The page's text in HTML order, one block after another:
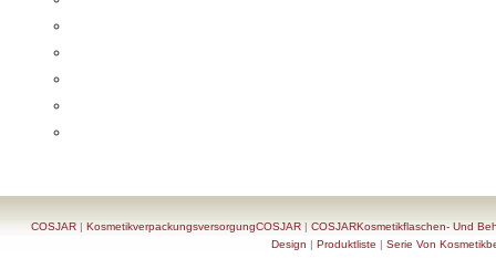
COSJAR |KosmetikverpackungsversorgungCOSJAR |COSJARKosmetikflaschen- Und
Design | Produktliste | Serie Von